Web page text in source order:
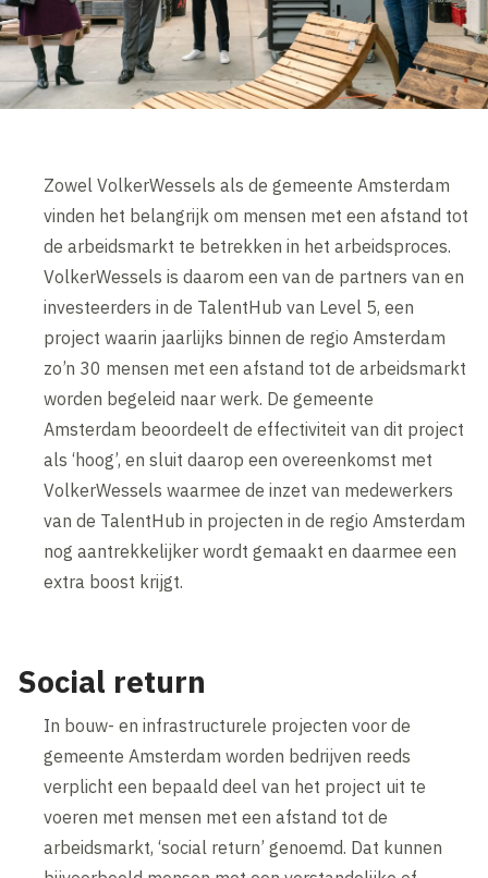
Zowel VolkerWessels als de gemeente Amsterdam
vinden het belangrijk om mensen met een afstand tot
de arbeidsmarkt te betrekken in het arbeidsproces.
VolkerWessels is daarom een van de partners van en
investeerders in de TalentHub van Level 5, een
project waarin jaarlijks binnen de regio Amsterdam
zo’n 30 mensen met een afstand tot de arbeidsmarkt
worden begeleid naar werk. De gemeente
Amsterdam beoordeelt de effectiviteit van dit project
als ‘hoog’, en sluit daarop een overeenkomst met
VolkerWessels waarmee de inzet van medewerkers
van de TalentHub in projecten in de regio Amsterdam
nog aantrekkelijker wordt gemaakt en daarmee een
extra boost krijgt.
Social return
In bouw- en infrastructurele projecten voor de
gemeente Amsterdam worden bedrijven reeds
verplicht een bepaald deel van het project uit te
voeren met mensen met een afstand tot de
arbeidsmarkt, ‘social return’ genoemd. Dat kunnen